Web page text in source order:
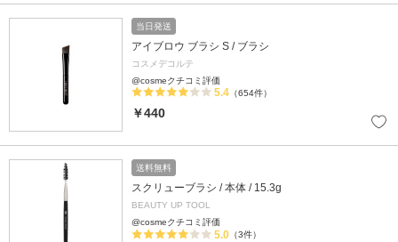
当日発送
アイブロウ ブラシ S / ブラシ
コスメデコルテ
@cosmeクチコミ評価
5.4 （654件）
￥440
送料無料
スクリューブラシ / 本体 / 15.3g
BEAUTY UP TOOL
@cosmeクチコミ評価
5.0 （3件）